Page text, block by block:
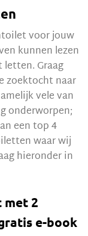
voor jouw
kunnen lezen
Graag
zoektocht naar
vele van
onderworpen;
een top 4
waar wij
hieronder in
met 2
e-book